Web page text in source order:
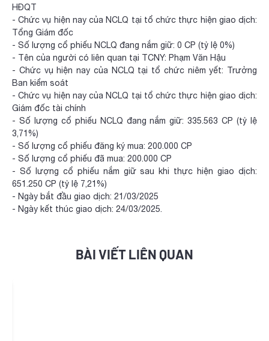
HĐQT
- Chức vụ hiện nay của NCLQ tại tổ chức thực hiện giao dịch:
Tổng Giám đốc
- Số lượng cổ phiếu NCLQ đang nắm giữ: 0 CP (tỷ lệ 0%)
- Tên của người có liên quan tại TCNY: Phạm Văn Hậu
- Chức vụ hiện nay của NCLQ tại tổ chức niêm yết: Trưởng
Ban kiểm soát
- Chức vụ hiện nay của NCLQ tại tổ chức thực hiện giao dịch:
Giám đốc tài chính
- Số lượng cổ phiếu NCLQ đang nắm giữ: 335.563 CP (tỷ lệ
3,71%)
- Số lượng cổ phiếu đăng ký mua: 200.000 CP
- Số lượng cổ phiếu đã mua: 200.000 CP
- Số lượng cổ phiếu nắm giữ sau khi thực hiện giao dịch:
651.250 CP (tỷ lệ 7,21%)
- Ngày bắt đầu giao dịch: 21/03/2025
- Ngày kết thúc giao dịch: 24/03/2025.
BÀI VIẾT LIÊN QUAN